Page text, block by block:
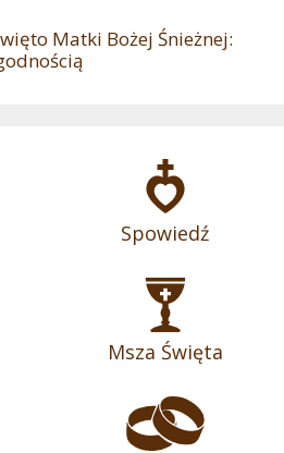
Matki Bożej Śnieżnej:
Spowiedź
Msza Święta